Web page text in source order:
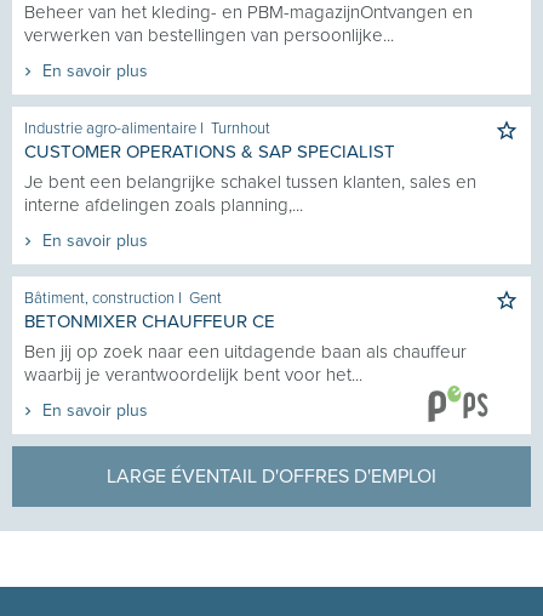
Beheer van het kleding- en PBM-magazijnOntvangen en
verwerken van bestellingen van persoonlijke...
En savoir plus
Industrie agro-alimentaire I Turnhout
CUSTOMER OPERATIONS & SAP SPECIALIST
Je bent een belangrijke schakel tussen klanten, sales en
interne afdelingen zoals planning,...
En savoir plus
Bâtiment, construction I Gent
BETONMIXER CHAUFFEUR CE
Ben jij op zoek naar een uitdagende baan als chauffeur
waarbij je verantwoordelijk bent voor het...
En savoir plus
LARGE ÉVENTAIL D'OFFRES D'EMPLOI